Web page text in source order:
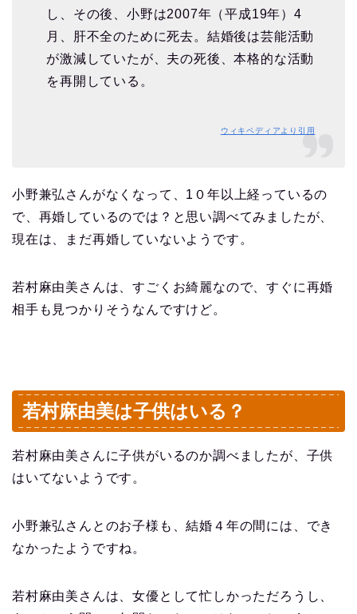
し、その後、小野は2007年（平成19年）4
月、肝不全のために死去。結婚後は芸能活動
が激減していたが、夫の死後、本格的な活動
を再開している。
ウィキペディアより引用
小野兼弘さんがなくなって、1０年以上経っているの
で、再婚しているのでは？と思い調べてみましたが、
現在は、まだ再婚していないようです。
若村麻由美さんは、すごくお綺麗なので、すぐに再婚
相手も見つかりそうなんですけど。
若村麻由美は子供はいる？
若村麻由美さんに子供がいるのか調べましたが、子供
はいてないようです。
小野兼弘さんとのお子様も、結婚４年の間には、でき
なかったようですね。
若村麻由美さんは、女優として忙しかっただろうし、